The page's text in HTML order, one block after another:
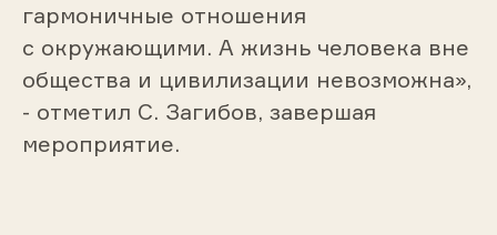
гармоничные отношения
с окружающими. А жизнь человека вне
общества и цивилизации невозможна»,
- отметил С. Загибов, завершая
мероприятие.